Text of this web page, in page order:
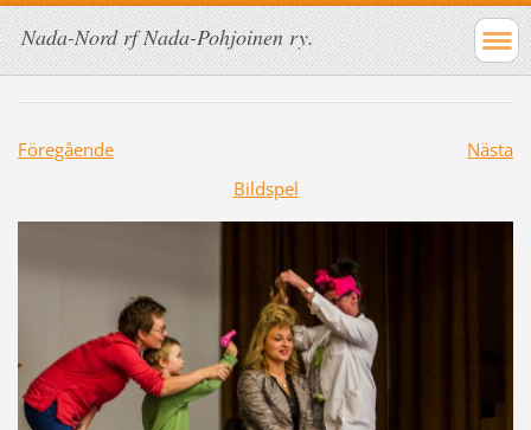
Nada-Nord rf Nada-Pohjoinen ry.
Föregående
Nästa
Bildspel